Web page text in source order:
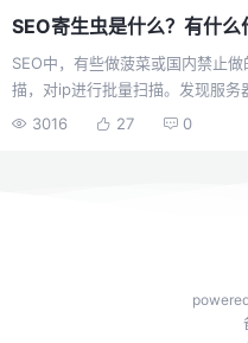
SEO寄生虫是什么？有什么
SEO中，有些做菠菜或国内禁止
描，对ip进行批量扫描。发现服务
入侵后会在服务器上先获得最高
候，有的为了避免被发现会判断
码。这样被入侵的网站在做一些
3016 27 0